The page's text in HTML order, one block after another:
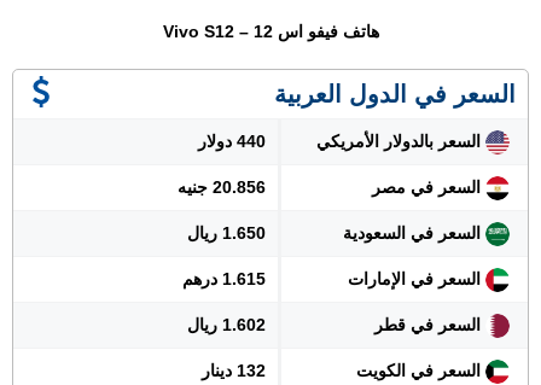
هاتف فيفو اس 12 – Vivo S12
السعر في الدول العربية
السعر بالدولار الأمريكي 440 دولار
السعر في مصر 20.856 جنيه
السعر في السعودية 1.650 ريال
السعر في الإمارات 1.615 درهم
السعر في قطر 1.602 ريال
السعر في الكويت 132 دينار